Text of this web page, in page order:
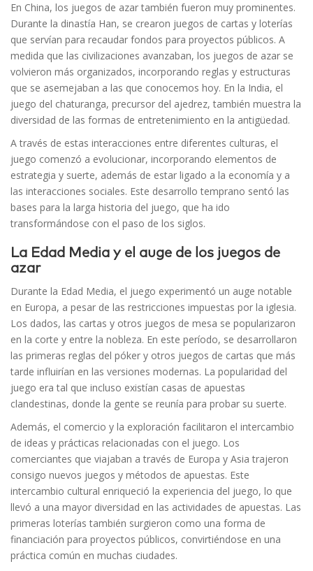
En China, los juegos de azar también fueron muy prominentes.
Durante la dinastía Han, se crearon juegos de cartas y loterías
que servían para recaudar fondos para proyectos públicos. A
medida que las civilizaciones avanzaban, los juegos de azar se
volvieron más organizados, incorporando reglas y estructuras
que se asemejaban a las que conocemos hoy. En la India, el
juego del chaturanga, precursor del ajedrez, también muestra la
diversidad de las formas de entretenimiento en la antigüedad.
A través de estas interacciones entre diferentes culturas, el
juego comenzó a evolucionar, incorporando elementos de
estrategia y suerte, además de estar ligado a la economía y a
las interacciones sociales. Este desarrollo temprano sentó las
bases para la larga historia del juego, que ha ido
transformándose con el paso de los siglos.
La Edad Media y el auge de los juegos de
azar
Durante la Edad Media, el juego experimentó un auge notable
en Europa, a pesar de las restricciones impuestas por la iglesia.
Los dados, las cartas y otros juegos de mesa se popularizaron
en la corte y entre la nobleza. En este período, se desarrollaron
las primeras reglas del póker y otros juegos de cartas que más
tarde influirían en las versiones modernas. La popularidad del
juego era tal que incluso existían casas de apuestas
clandestinas, donde la gente se reunía para probar su suerte.
Además, el comercio y la exploración facilitaron el intercambio
de ideas y prácticas relacionadas con el juego. Los
comerciantes que viajaban a través de Europa y Asia trajeron
consigo nuevos juegos y métodos de apuestas. Este
intercambio cultural enriqueció la experiencia del juego, lo que
llevó a una mayor diversidad en las actividades de apuestas. Las
primeras loterías también surgieron como una forma de
financiación para proyectos públicos, convirtiéndose en una
práctica común en muchas ciudades.